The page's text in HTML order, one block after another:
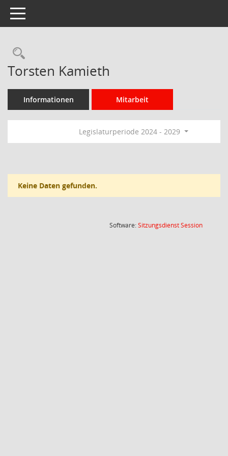
Toggle navigation
Rechercheauswahl
Torsten Kamieth
Informationen Mitarbeit
Legislaturperiode 2024 - 2029
Keine Daten gefunden.
Software:SitzungsdienstSession(Wird in